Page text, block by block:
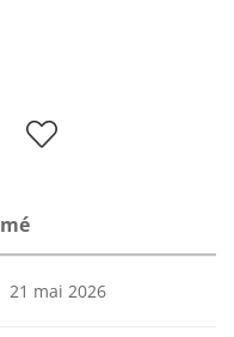
21 mai 2026